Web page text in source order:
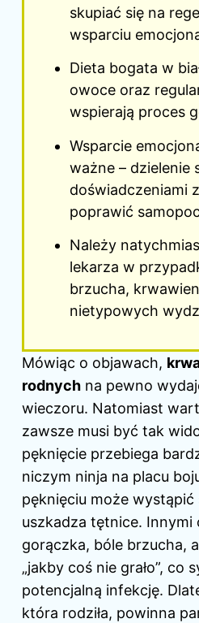
skupiać się na
wsparciu
Dieta bogata w
owoce oraz
wspierają proces
Wsparcie
ważne – dzielenie
doświadczeniami
poprawić
Należy
lekarza w
brzucha,
nietypowych
Mówiąc o objawach,
rodnych na pewno
wieczoru. Natomiast
zawsze musi być tak
pęknięcie przebiega
niczym ninja na placu
pęknięciu może
uszkadza tętnice. Innymi
gorączka, bóle brzucha,
„jakby coś nie grało”, co
potencjalną infekcję.
która rodziła, powinna